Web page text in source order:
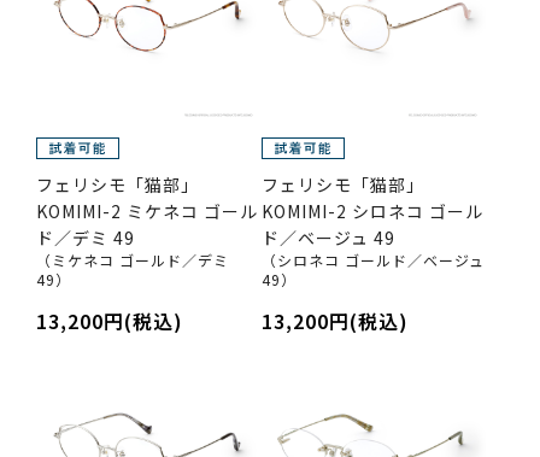
フェリシモ「猫部」
KOMIMI-2 ミケネコ ゴール
ド／デミ 49
（ミケネコ ゴールド／デミ
49）
13,200円(税込)
フェリシモ「猫部」
KOMIMI-2 シロネコ ゴール
ド／ベージュ 49
（シロネコ ゴールド／ベージュ
49）
13,200円(税込)